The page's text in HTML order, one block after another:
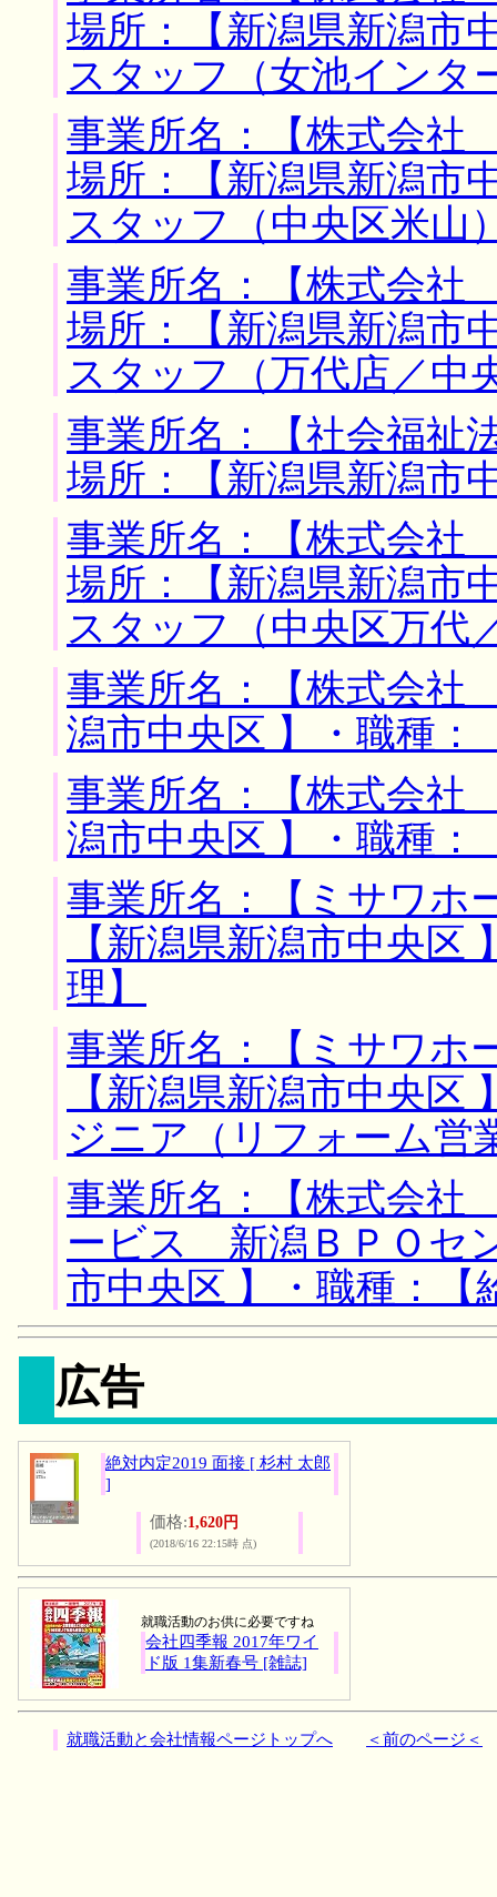
場所：【新潟県新潟市
スタッフ（女池インタ
事業所名：【株式会
場所：【新潟県新潟市
スタッフ（中央区米山
事業所名：【株式会
場所：【新潟県新潟市
スタッフ（万代店／中
事業所名：【社会福
場所：【新潟県新潟市
事業所名：【株式会
場所：【新潟県新潟市
スタッフ（中央区万代
事業所名：【株式会社
潟市中央区 】・職種：
事業所名：【株式会社
潟市中央区 】・職種：
事業所名：【ミサワ
【新潟県新潟市中央区
理】
事業所名：【ミサワ
【新潟県新潟市中央
ジニア（リフォーム営
事業所名：【株式会
ービス 新潟ＢＰＯセ
市中央区 】・職種：【
広告
絶対内定2019 面接 [ 杉村 太郎
]
価格:1,620円
(2018/6/16 22:15時 点)
就職活動のお供に必要ですね
会社四季報 2017年ワイ
ド版 1集新春号 [雑誌]
就職活動と会社情報ページトップへ ＜前のページ＜